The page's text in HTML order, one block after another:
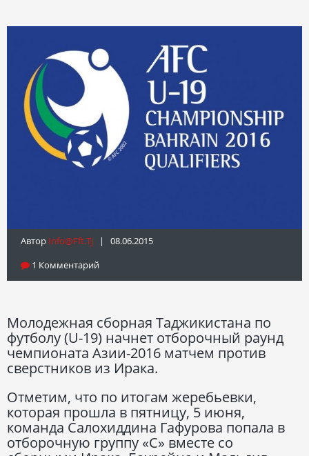
Автор Info@fft.tj | 08.06.2015
1 Комментарий
Молодежная сборная Таджикистана по
футболу (U-19) начнет отборочный раунд
чемпионата Азии-2016 матчем против
сверстников из Ирака.
Отметим, что по итогам жеребьевки,
которая прошла в пятницу, 5 июня,
команда Салохиддина Гафурова попала в
отборочную группу «С» вместе со